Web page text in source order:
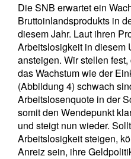
Die SNB erwartet ein
Bruttoinlandsprodukts in
diesem Jahr. Laut ihren
Arbeitslosigkeit in diesem
ansteigen. Wir stellen
das Wachstum wie der
(Abbildung 4) schwach
Arbeitslosenquote in der
somit den Wendepunkt
und steigt nun wieder.
Arbeitslosigkeit steigen,
Anreiz sein, ihre